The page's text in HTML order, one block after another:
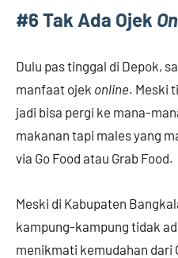
#6 Tak Ada Ojek
Dulu pas tinggal di Depok,
manfaat ojek online. Meski
jadi bisa pergi ke mana-
makanan tapi males yang
via Go Food atau Grab Food.
Meski di Kabupaten
kampung-kampung tidak
menikmati kemudahan dari